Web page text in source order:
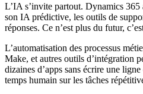
L’IA s’invite partout. Dynamics
son IA prédictive, les outils de
réponses. Ce n’est plus du futur,
L’automatisation des processus
Make, et autres outils d’intégration
dizaines d’apps sans écrire une
temps humain sur les tâches